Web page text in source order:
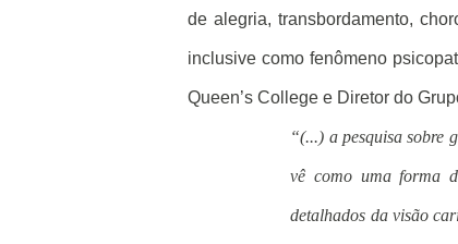
de alegria, transbordamento,
inclusive como fenômeno
Queen’s College e Diretor do
“(...) a pesquisa sobre
vê como uma forma
detalhados da visão